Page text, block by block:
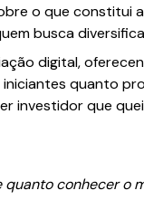
o que constitui
busca
digital,
quanto
investidor que
conhecer o